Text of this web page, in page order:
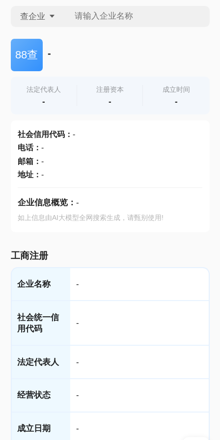
查企业
查企业
查产地
88查 -
法定代表人
-
注册资本
-
成立时间
-
社会信用代码： -
电话： -
邮箱： -
地址： -
企业信息概览： -
如上信息由AI大模型全网搜索生成，请甄别使用!
工商注册
企业名称 -
社会统一信
用代码
-
法定代表人 -
经营状态 -
成立日期 -